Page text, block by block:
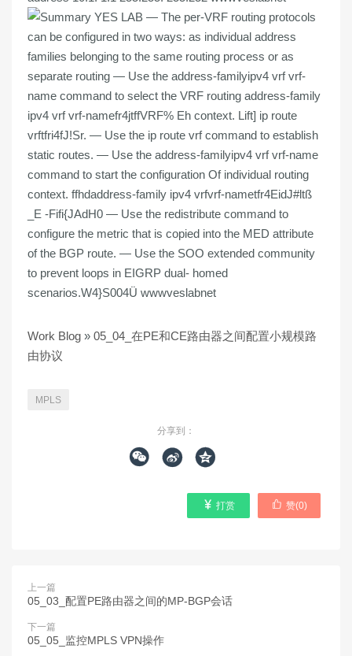
Work Blog » 05_04_在PE和CE路由器之间配置小规模路
由协议
MPLS
分享到：
  
 赞(0)
 打赏
上一篇
05_03_配置PE路由器之间的MP-BGP会话
下一篇
05_05_监控MPLS VPN操作